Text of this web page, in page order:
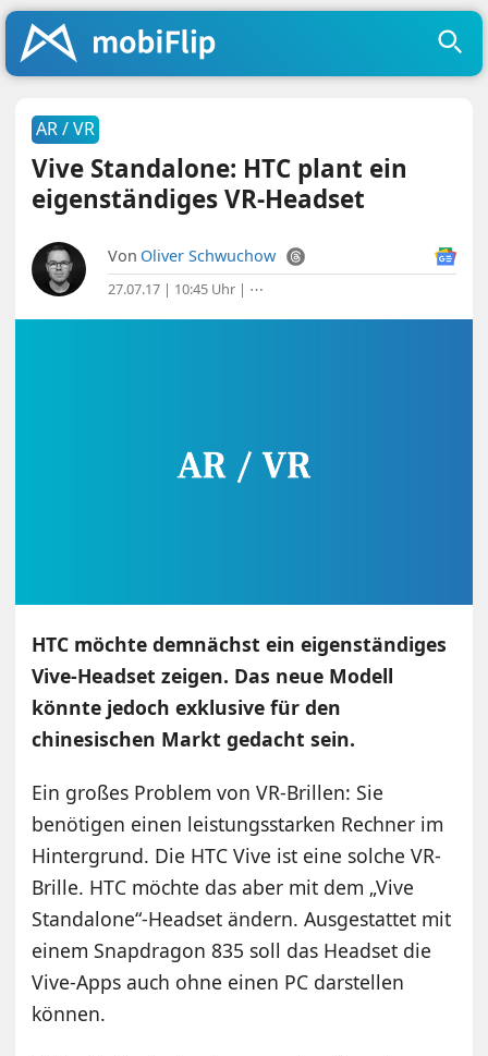
AR / VR
Vive Standalone: HTC plant ein
eigenständiges VR-Headset
Von Oliver Schwuchow
27.07.17 | 10:45 Uhr | ⋯
HTC möchte demnächst ein eigenständiges
Vive-Headset zeigen. Das neue Modell
könnte jedoch exklusive für den
chinesischen Markt gedacht sein.
Ein großes Problem von VR-Brillen: Sie
benötigen einen leistungsstarken Rechner im
Hintergrund. Die HTC Vive ist eine solche VR-
Brille. HTC möchte das aber mit dem „Vive
Standalone“-Headset ändern. Ausgestattet mit
einem Snapdragon 835 soll das Headset die
Vive-Apps auch ohne einen PC darstellen
können.